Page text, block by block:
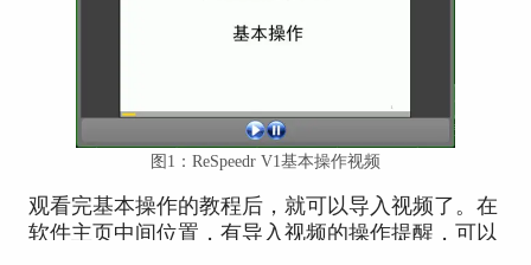
图1：ReSpeedr V1基本操作视频
观看完基本操作的教程后，就可以导入视频了。在
软件主页中间位置，有导入视频的操作提醒，可以